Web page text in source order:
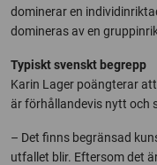
dominerar en
domineras av en
Typiskt svenskt begrepp
Karin Lager poängterar
är förhållandevis nytt och
– Det finns begränsad
utfallet blir. Eftersom det